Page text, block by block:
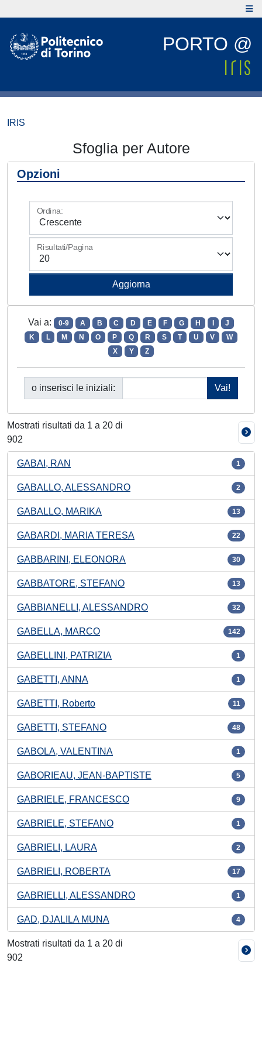
PORTO @
IRIS
Sfoglia per Autore
Opzioni
Ordina:
Risultati/Pagina
Vai a: 0-9 A B C D E F G H
J
K
L M N O P Q R S T U V
W
X
Y Z
o inserisci le iniziali:
Mostrati risultati da 1 a 20 di
902
GABAI, RAN 1
GABALLO, ALESSANDRO 2
GABALLO, MARIKA 13
GABARDI, MARIA TERESA 22
GABBARINI, ELEONORA 30
GABBATORE, STEFANO 13
GABBIANELLI, ALESSANDRO 32
GABELLA, MARCO 142
GABELLINI, PATRIZIA 1
GABETTI, ANNA 1
GABETTI, Roberto 11
GABETTI, STEFANO 48
GABOLA, VALENTINA 1
GABORIEAU, JEAN-BAPTISTE 5
GABRIELE, FRANCESCO 9
GABRIELE, STEFANO 1
GABRIELI, LAURA 2
GABRIELI, ROBERTA 17
GABRIELLI, ALESSANDRO 1
GAD, DJALILA MUNA 4
Mostrati risultati da 1 a 20 di
902